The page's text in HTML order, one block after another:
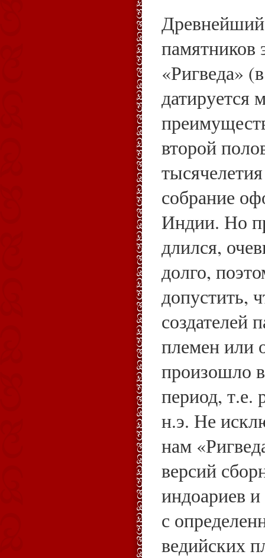
«Ригведа»
датируется
второй
собрание
Индии. Но
длился,
долго,
допустить,
создателей
племен или
произошло
период,
н.э. Не
нам
версий
индоариев и
с
ведийских